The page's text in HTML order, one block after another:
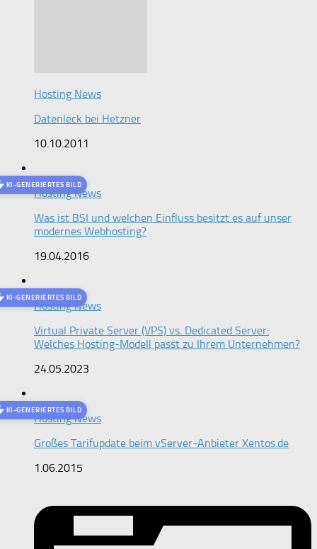
Hosting News
Datenleck bei Hetzner
10.10.2011
KI-GENERIERTES BILD
Hosting News
Was ist BSI und welchen Einfluss besitzt es auf unser
modernes Webhosting?
19.04.2016
KI-GENERIERTES BILD
Hosting News
Virtual Private Server (VPS) vs. Dedicated Server:
Welches Hosting-Modell passt zu Ihrem Unternehmen?
24.05.2023
KI-GENERIERTES BILD
Hosting News
Großes Tarifupdate beim vServer-Anbieter Xentos.de
1.06.2015